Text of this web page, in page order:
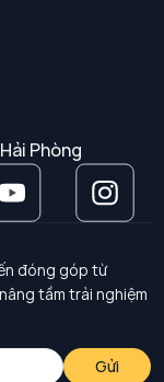
Phòng
đóng góp từ
tầm trải nghiệm
Gửi